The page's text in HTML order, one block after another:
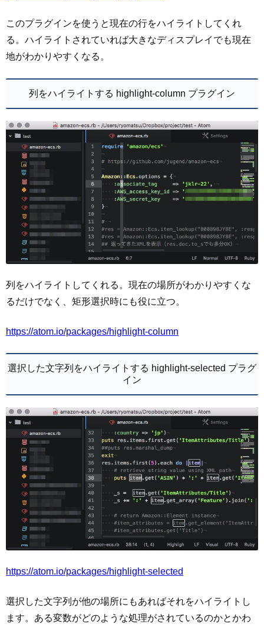
このプラグインを使うと現在の行をハイライトしてくれ
る。ハイライトされていれば大きなディスプレイでも現在
地がわかりやすくなる。
列をハイライトする highlight-column プラグイン
列をハイライトしてくれる。現在の場所がわかりやすくな
るだけでなく、矩形選択時にも役に立つ。
https://atom.io/packages/highlight-column
選択した文字列をハイライトする highlight-selected プラグ
イン
https://atom.io/packages/highlight-selected
選択した文字列が他の場所にもあればそれをハイライトし
ます。ある変数がどのような処理がされているのかとかわ